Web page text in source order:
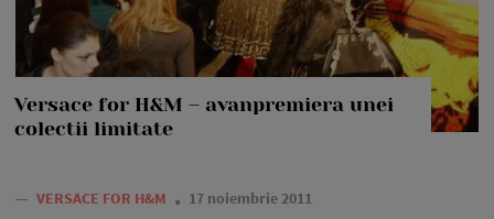
Versace for H&M – avanpremiera unei
colectii limitate
— VERSACE FOR H&M 17 noiembrie 2011